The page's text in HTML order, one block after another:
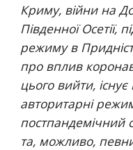
Криму, війни на
Південної Осетії,
режиму в
про вплив
цього вийти,
авторитарні
постпандемічний
та, можливо,